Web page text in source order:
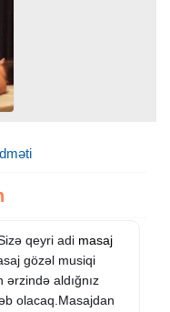
qeyri adi masaj
gözəl musiqi
ərzində aldığnız
olacaq.Masajdan